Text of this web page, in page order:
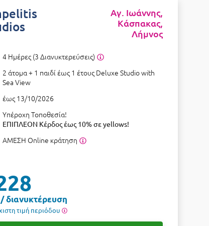
Αγ. Ιωάννης,
Κάσπακας,
Λήμνος
4 Ημέρες (3 Διανυκτερεύσεις)
2 άτομα + 1 παιδί έως 1 έτους Deluxe Studio with
Sea View
έως 13/10/2026
Υπέροχη Τοποθεσία!
ΕΠΙΠΛΕΟΝ Κέρδος έως 10% σε yellows!
ΑΜΕΣΗ Online κράτηση
διανυκτέρευση
τιμή περιόδου